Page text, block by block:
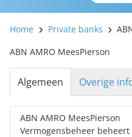
Home Private banks
ABN AMRO MeesPierson
Algemeen Overige
ABN AMRO MeesPierson
Vermogensbeheer beheert